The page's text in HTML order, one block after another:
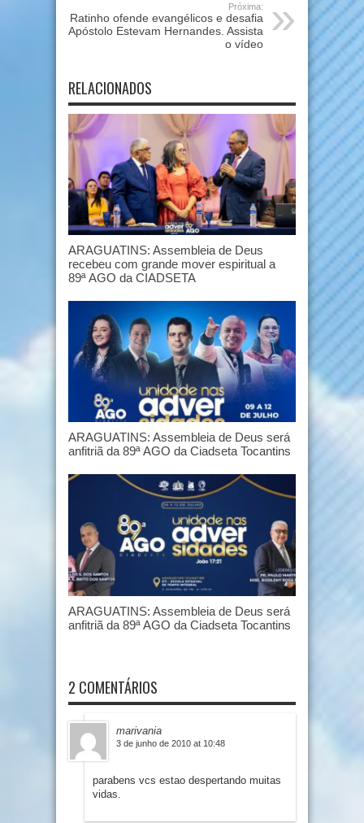
Próxima:
Ratinho ofende evangélicos e desafia
Apóstolo Estevam Hernandes. Assista
o vídeo
RELACIONADOS
ARAGUATINS: Assembleia de Deus
recebeu com grande mover espiritual a
89ª AGO da CIADSETA
ARAGUATINS: Assembleia de Deus será
anfitriã da 89ª AGO da Ciadseta Tocantins
ARAGUATINS: Assembleia de Deus será
anfitriã da 89ª AGO da Ciadseta Tocantins
2 COMENTÁRIOS
marivania
3 de junho de 2010 at 10:48
parabens vcs estao despertando muitas
vidas.